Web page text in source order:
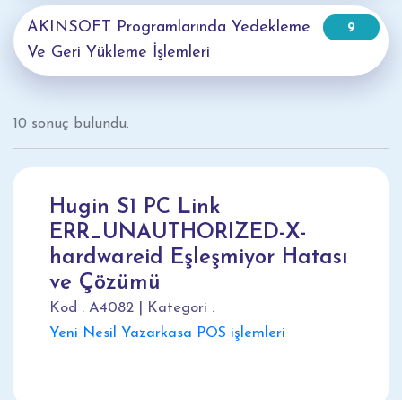
9
AKINSOFT Programlarında Yedekleme
Ve Geri Yükleme İşlemleri
10 sonuç bulundu.
Hugin S1 PC Link
ERR_UNAUTHORIZED-X-
hardwareid Eşleşmiyor Hatası
ve Çözümü
Kod : A4082 | Kategori :
Yeni Nesil Yazarkasa POS işlemleri